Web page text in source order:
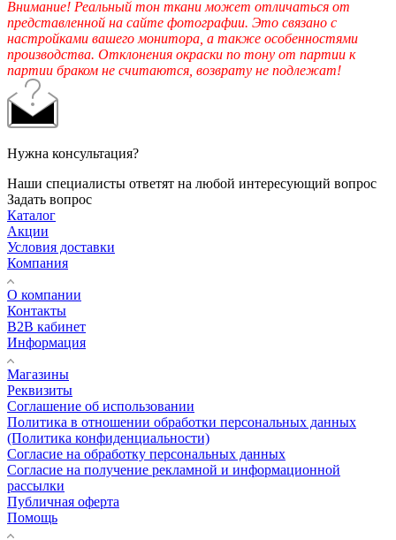
Внимание! Реальный тон ткани может отличаться от
представленной на сайте фотографии. Это связано с
настройками вашего монитора, а также особенностями
производства. Отклонения окраски по тону от партии к
партии браком не считаются, возврату не подлежат!
Нужна консультация?
Наши специалисты ответят на любой интересующий вопрос
Задать вопрос
Каталог
Акции
Условия доставки
Компания
О компании
Контакты
B2B кабинет
Информация
Магазины
Реквизиты
Соглашение об использовании
Политика в отношении обработки персональных данных
(Политика конфиденциальности)
Согласие на обработку персональных данных
Согласие на получение рекламной и информационной
рассылки
Публичная оферта
Помощь